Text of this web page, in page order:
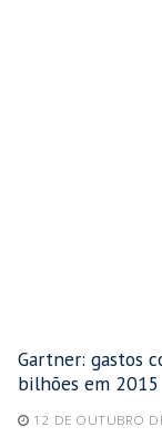
Gartner: gastos
bilhões em 2015
12 DE OUTUBRO